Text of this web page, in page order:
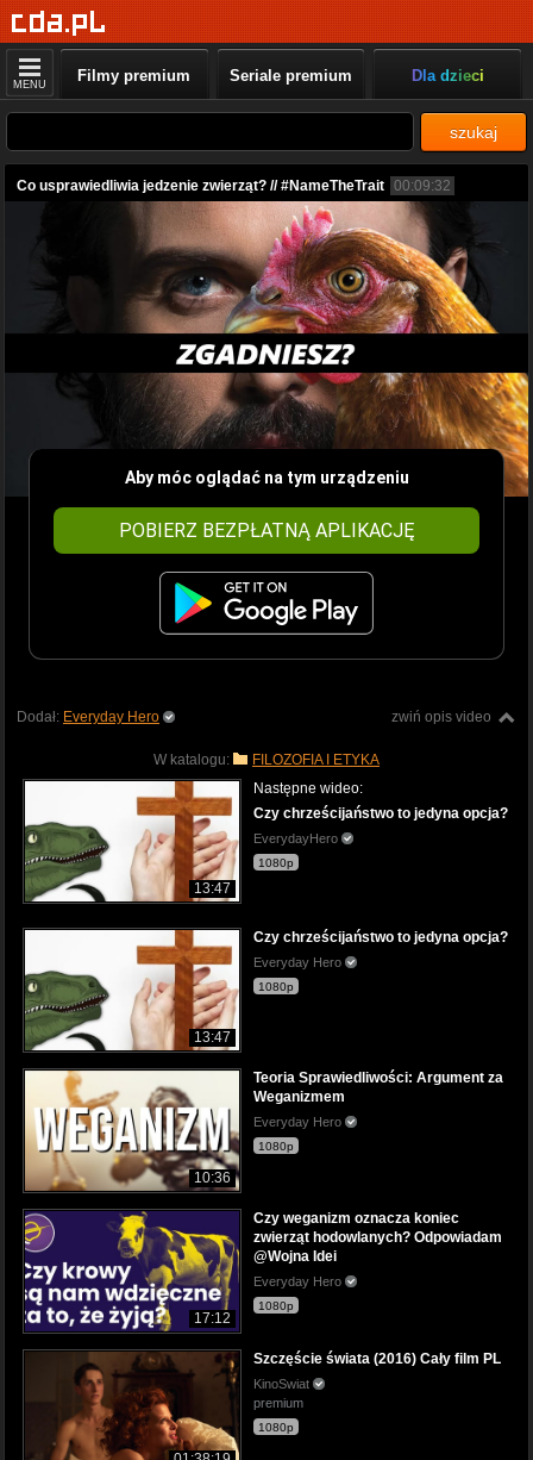
MENU Filmy premium Seriale premium Dla dzieci
szukaj
Co usprawiedliwia jedzenie zwierząt? // #NameTheTrait 00:09:32
Aby móc oglądać na tym urządzeniu
POBIERZ BEZPŁATNĄ APLIKACJĘ
zwiń opis video
Dodał: Everyday Hero
W katalogu: FILOZOFIA I ETYKA
13:47
Następne wideo:
Czy chrześcijaństwo to jedyna opcja?
EverydayHero
1080p
13:47
Czy chrześcijaństwo to jedyna opcja?
Everyday Hero
1080p
10:36
Teoria Sprawiedliwości: Argument za
Weganizmem
Everyday Hero
1080p
17:12
Czy weganizm oznacza koniec
zwierząt hodowlanych? Odpowiadam
@Wojna Idei
Everyday Hero
1080p
Szczęście świata (2016) Cały film PL
KinoSwiat
premium
1080p